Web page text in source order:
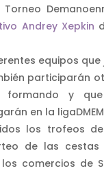
Andrey Xepkin
equipos que
participarán
formando y
en la ligaDMEM
los trofeos
de las cestas
comercios de